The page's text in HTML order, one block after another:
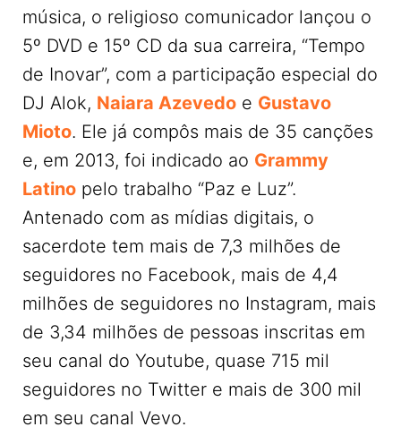
música, o religioso comunicador lançou o
5º DVD e 15º CD da sua carreira, “Tempo
de Inovar”, com a participação especial do
DJ Alok, Naiara Azevedo e Gustavo
Mioto. Ele já compôs mais de 35 canções
e, em 2013, foi indicado ao Grammy
Latino pelo trabalho “Paz e Luz”.
Antenado com as mídias digitais, o
sacerdote tem mais de 7,3 milhões de
seguidores no Facebook, mais de 4,4
milhões de seguidores no Instagram, mais
de 3,34 milhões de pessoas inscritas em
seu canal do Youtube, quase 715 mil
seguidores no Twitter e mais de 300 mil
em seu canal Vevo.